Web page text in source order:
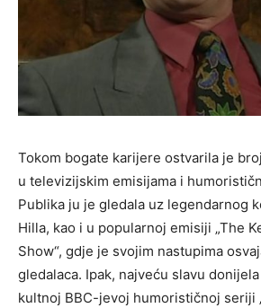
Tokom bogate karijere ostvarila je
u televizijskim emisijama i
Publika ju je gledala uz legendarnog
Hilla, kao i u popularnoj emisiji „The
Show“, gdje je svojim nastupima
gledalaca. Ipak, najveću slavu
kultnoj BBC-jevoj humorističnoj seriji